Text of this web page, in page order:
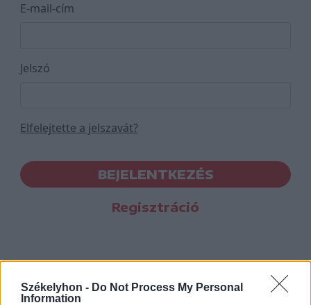
Székelyhon - Do Not Process My Personal
Information
E-mail-cím
Jelszó
Elfelejtette a jelszavát?
BEJELENTKEZÉS
Regisztráció